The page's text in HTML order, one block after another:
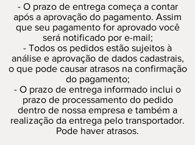
- O prazo de entrega começa a contar
após a aprovação do pagamento. Assim
que seu pagamento for aprovado você
será notificado por e-mail;
- Todos os pedidos estão sujeitos à
análise e aprovação de dados cadastrais,
o que pode causar atrasos na confirmação
do pagamento;
- O prazo de entrega informado inclui o
prazo de processamento do pedido
dentro de nossa empresa e também a
realização da entrega pelo transportador.
Pode haver atrasos.